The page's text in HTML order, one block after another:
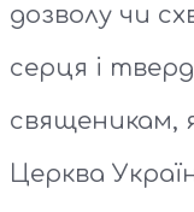
дозволу чи
серця і
священикам,
Церква